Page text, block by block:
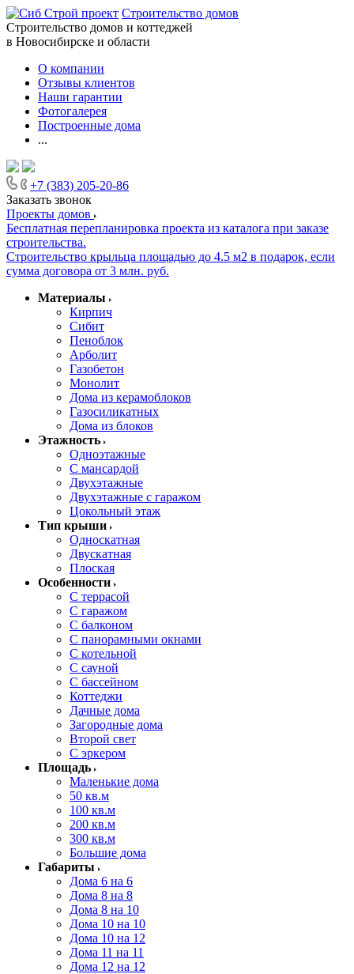
Строительство домов
Строительство домов и коттеджей
в Новосибирске и области
О компании
Отзывы клиентов
Наши гарантии
Фотогалерея
Построенные дома
...
+7 (383) 205-20-86
Заказать звонок
Проекты домов
Бесплатная перепланировка проекта из каталога при заказе
строительства.
Строительство крыльца площадью до 4.5 м2 в подарок, если
сумма договора от 3 млн. руб.
Материалы
Кирпич
Сибит
Пеноблок
Арболит
Газобетон
Монолит
Дома из керамоблоков
Газосиликатных
Дома из блоков
Этажность
Одноэтажные
С мансардой
Двухэтажные
Двухэтажные с гаражом
Цокольный этаж
Тип крыши
Односкатная
Двускатная
Плоская
Особенности
С террасой
С гаражом
С балконом
С панорамными окнами
С котельной
С сауной
С бассейном
Коттеджи
Дачные дома
Загородные дома
Второй свет
С эркером
Площадь
Маленькие дома
50 кв.м
100 кв.м
200 кв.м
300 кв.м
Большие дома
Габариты
Дома 6 на 6
Дома 8 на 8
Дома 8 на 10
Дома 10 на 10
Дома 10 на 12
Дома 11 на 11
Дома 12 на 12